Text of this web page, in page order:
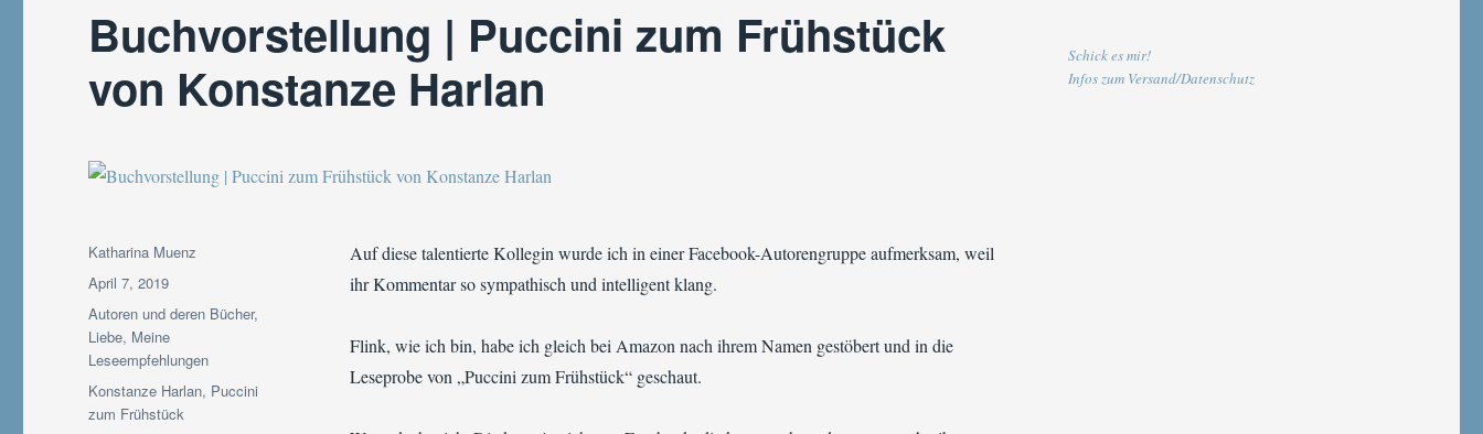
Buchvorstellung | Puccini zum Frühstück
von Konstanze Harlan
Auf diese talentierte Kollegin wurde ich in einer Facebook-Autorengruppe aufmerksam, weil
ihr Kommentar so sympathisch und intelligent klang.
Flink, wie ich bin, habe ich gleich bei Amazon nach ihrem Namen gestöbert und in die
Leseprobe von „Puccini zum Frühstück“ geschaut.
Autor
Katharina Muenz
Veröffentlicht
am
April 7, 2019
Kategorien
Autoren und deren Bücher,
Liebe, Meine
Leseempfehlungen
Schlagwörter
Konstanze Harlan, Puccini
zum Frühstück
Schick es mir!
Infos zum Versand/Datenschutz